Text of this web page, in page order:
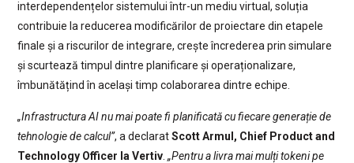
interdependențelor sistemului într-un mediu virtual, soluția
contribuie la reducerea modificărilor de proiectare din etapele
finale și a riscurilor de integrare, crește încrederea prin simulare
și scurtează timpul dintre planificare și operaționalizare,
îmbunătățind în același timp colaborarea dintre echipe.
„Infrastructura AI nu mai poate fi planificată cu fiecare generație de
tehnologie de calcul”, a declaratScott Armul, Chief Product and
Technology Officer la Vertiv. „Pentru a livra mai mulți tokeni pe